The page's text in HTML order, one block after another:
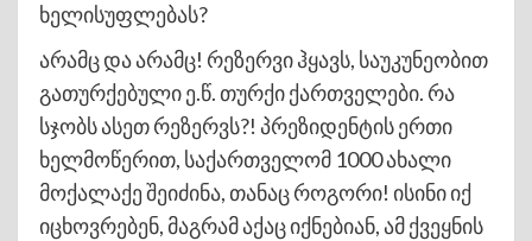
ხელისუფლებას?
არამც და არამც! რეზერვი ჰყავს, საუკუნეობით
გათურქებული ე.წ. თურქი ქართველები. რა
სჯობს ასეთ რეზერვს?! პრეზიდენტის ერთი
ხელმოწერით, საქართველომ 1000 ახალი
მოქალაქე შეიძინა, თანაც როგორი! ისინი იქ
იცხოვრებენ, მაგრამ აქაც იქნებიან, ამ ქვეყნის